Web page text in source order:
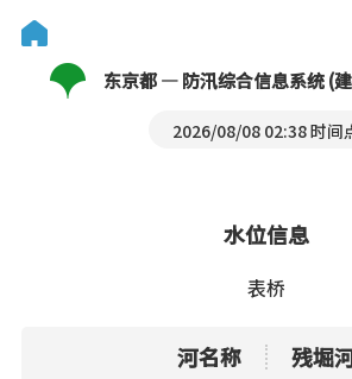
东京都 — 防汛综合信息系统 (
2026/08/08 02:38 时间
水位信息
表桥
河名称 残堀